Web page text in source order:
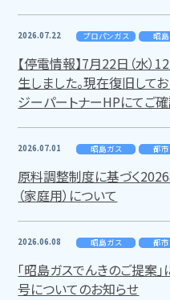
2026.07.22 プロパンガス 昭
【停電情報】7月22日（水
生しました。現在復旧して
ジーパートナーHPにてご確
2026.07.01 昭島ガス 都
原料調整制度に基づく
（家庭用）について
2026.06.08 昭島ガス 都
「昭島ガスでんきのご提案
号についてのお知らせ